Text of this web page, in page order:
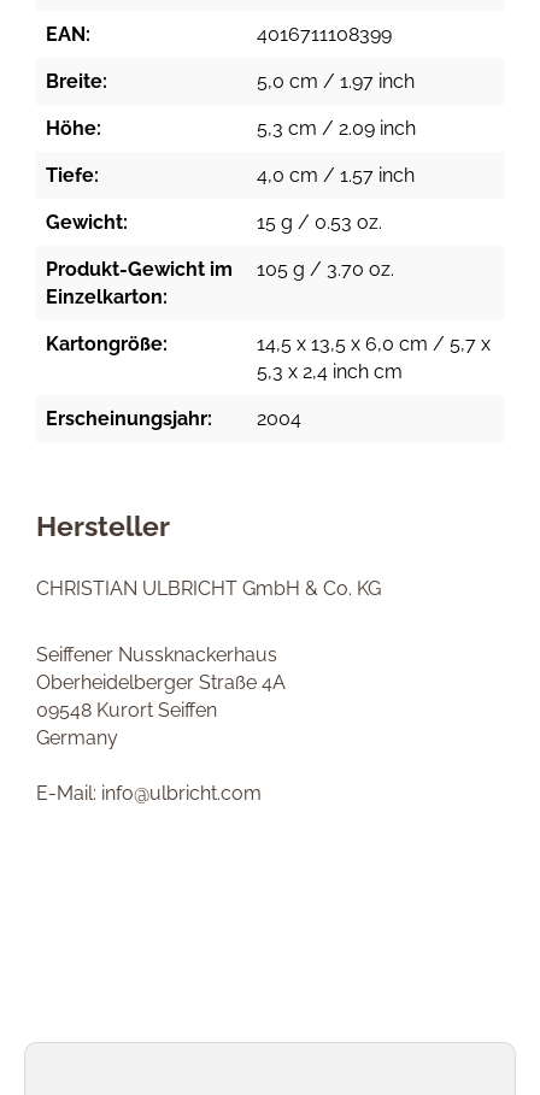
EAN: 4016711108399
Breite: 5,0 cm / 1.97 inch
Höhe: 5,3 cm / 2.09 inch
Tiefe: 4,0 cm / 1.57 inch
Gewicht: 15 g / 0.53 oz.
Produkt-Gewicht im
Einzelkarton:
105 g / 3.70 oz.
Kartongröße:
14,5 x 13,5 x 6,0 cm / 5,7 x
5,3 x 2,4 inch cm
Erscheinungsjahr: 2004
Hersteller
CHRISTIAN ULBRICHT GmbH & Co. KG
Seiffener Nussknackerhaus
Oberheidelberger Straße 4A
09548 Kurort Seiffen
Germany
E-Mail: info@ulbricht.com